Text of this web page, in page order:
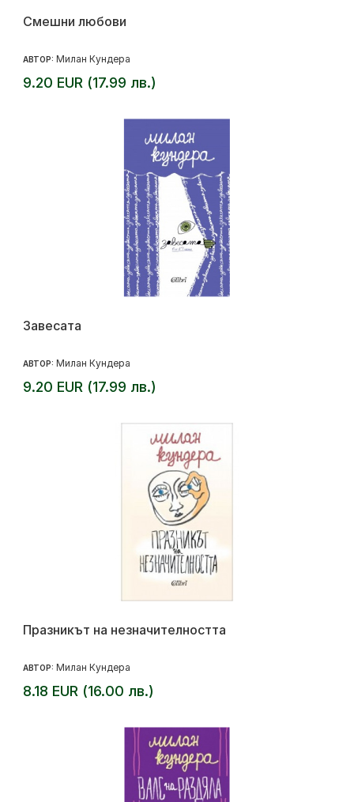
Смешни любови
АВТОР: Милан Кундера
9.20 EUR (17.99 лв.)
Завесата
АВТОР: Милан Кундера
9.20 EUR (17.99 лв.)
Празникът на незначителността
АВТОР: Милан Кундера
8.18 EUR (16.00 лв.)